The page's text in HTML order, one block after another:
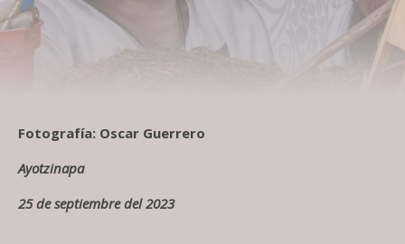
Fotografía: Oscar Guerrero
Ayotzinapa
25 de septiembre del 2023